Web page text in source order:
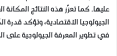
عليها. كما تعزّز هذه النتائج
الجيولوجيا الاقتصادية، وتؤكد
في تطوير المعرفة الجيولوجية على